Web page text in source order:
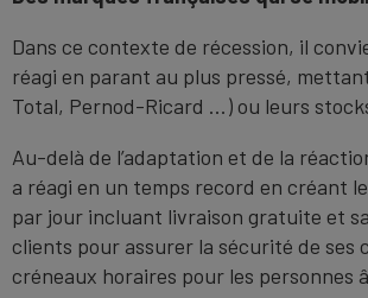
Dans ce contexte de récession, il
réagi en parant au plus pressé,
Total, Pernod-Ricard ...) ou leurs
Au-delà de l’adaptation et de la
a réagi en un temps record en créant
par jour incluant livraison gratuite et
clients pour assurer la sécurité de ses
créneaux horaires pour les personnes